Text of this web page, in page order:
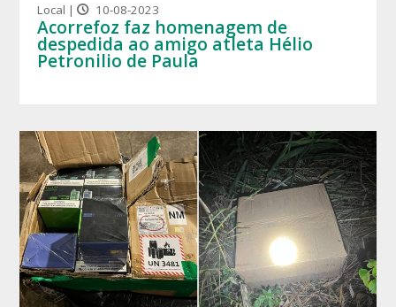
Local | 10-08-2023
Acorrefoz faz homenagem de
despedida ao amigo atleta Hélio
Petronilio de Paula